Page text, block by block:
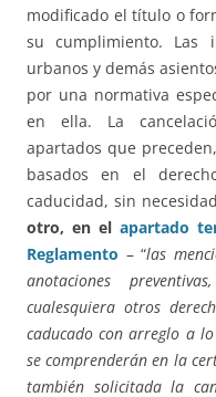
modificado el título o
su cumplimiento. Las
urbanos y demás
por una normativa
en ella. La
apartados que
basados en el
caducidad, sin
otro, en el apartado
Reglamento – “las
anotaciones
cualesquiera otros
caducado con arreglo a
se comprenderán en la
también solicitada la